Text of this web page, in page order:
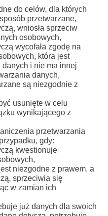
do celów, dla których
przetwarzane,
wniosła sprzeciw
osobowych,
wycofała zgodę na
która jest
i nie ma innej
danych,
są niezgodnie z
usunięte w celu
wynikającego z
przetwarzania
gdy:
kwestionuje
niezgodne z prawem, a
sprzeciwia się
w zamian ich
już danych dla swoich